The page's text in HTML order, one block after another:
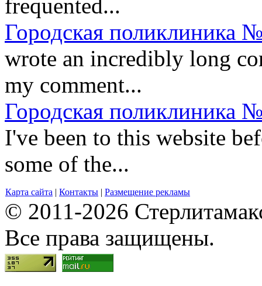
frequented...
Городская поликлиника
wrote an incredibly long
my comment...
Городская поликлиника
I've been to this website
some of the...
Карта сайта | Контакты | Размещение рекламы
© 2011-2026
Все права защищены.